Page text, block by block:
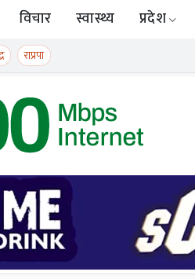
विचार स्वास्थ्य प्रदेश
राप्रपा